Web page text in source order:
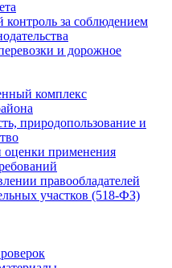
за соблюдением
и дорожное
комплекс
природопользование и
оценки применения
правообладателей
участков (518-ФЗ)